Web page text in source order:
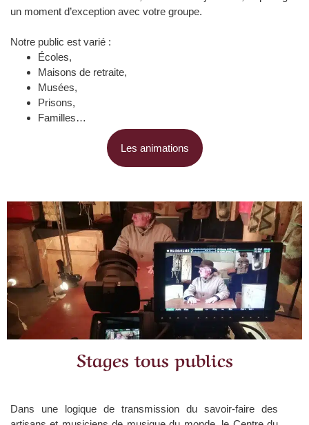
un moment d’exception avec votre groupe.
Notre public est varié :
Écoles,
Maisons de retraite,
Musées,
Prisons,
Familles…
Les animations
Stages tous publics
Dans une logique de transmission du savoir-faire des